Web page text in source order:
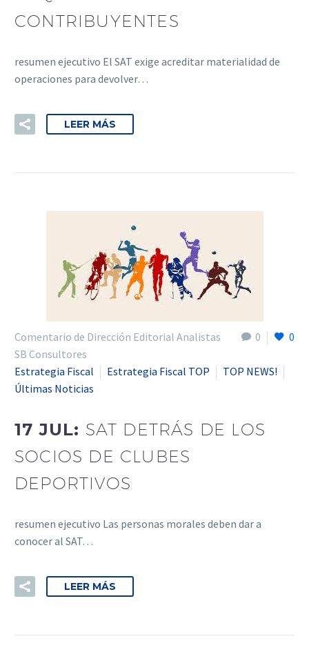
CONTRIBUYENTES
resumen ejecutivo El SAT exige acreditar materialidad de
operaciones para devolver…
LEER MÁS
0 0
Comentario de Dirección Editorial Analistas
SB Consultores
Estrategia Fiscal
Estrategia Fiscal TOP
TOP NEWS!
Últimas Noticias
17 JUL: SAT DETRÁS DE LOS
SOCIOS DE CLUBES
DEPORTIVOS
resumen ejecutivo Las personas morales deben dar a
conocer al SAT…
LEER MÁS